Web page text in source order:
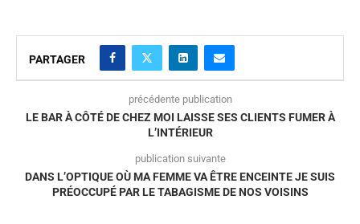
PARTAGER
précédente publication
LE BAR À CÔTÉ DE CHEZ MOI LAISSE SES CLIENTS FUMER À
L’INTÉRIEUR
publication suivante
DANS L’OPTIQUE OÙ MA FEMME VA ÊTRE ENCEINTE JE SUIS
PRÉOCCUPÉ PAR LE TABAGISME DE NOS VOISINS